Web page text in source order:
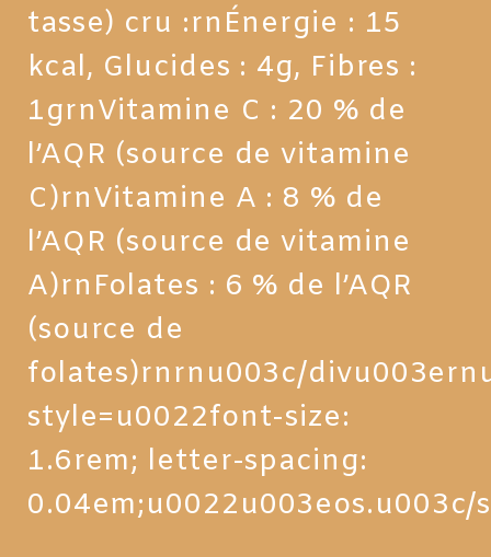
tasse) cru :rnÉnergie : 15
kcal, Glucides : 4g, Fibres :
1grnVitamine C : 20 % de
l’AQR (source de vitamine
C)rnVitamine A : 8 % de
l’AQR (source de vitamine
A)rnFolates : 6 % de l’AQR
(source de
folates)rnrnu003c/
style=u0022font-size:
1.6rem; letter-spacing:
0.04em;u0022u003eos.u003c/